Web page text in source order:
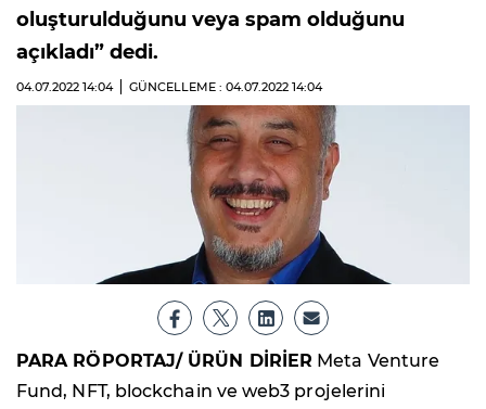
oluşturulduğunu veya spam olduğunu
açıkladı” dedi.
04.07.2022 14:04 GÜNCELLEME : 04.07.2022 14:04
PARA RÖPORTAJ/ ÜRÜN DİRİER Meta Venture
Fund, NFT, blockchain ve web3 projelerini